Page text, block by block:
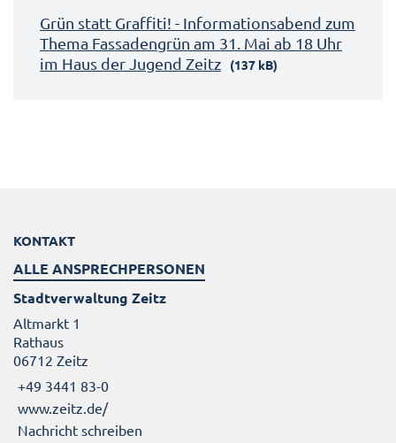
Grün statt Graffiti! - Informationsabend zum
Thema Fassadengrün am 31. Mai ab 18 Uhr
im Haus der Jugend Zeitz
(137 kB)
KONTAKT
ALLE ANSPRECHPERSONEN
Stadtverwaltung Zeitz
Altmarkt 1
Rathaus
06712 Zeitz
+49 3441 83-0
www.zeitz.de/
Nachricht schreiben